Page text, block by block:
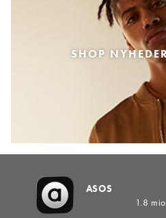
SHOP
ASOS
1.8 mio.